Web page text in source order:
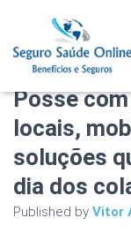
Plano de
Ameplan
Posse
locais,
soluções
dia dos
Published by Vitor